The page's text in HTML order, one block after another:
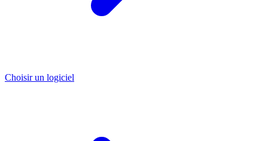
Choisir un logiciel